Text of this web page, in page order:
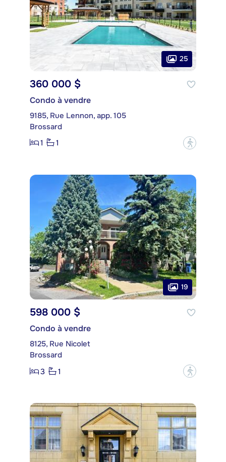
25
360 000 $
Condo à vendre
9185, Rue Lennon, app. 105
Brossard
1
1 ?
19
598 000 $
Condo à vendre
8125, Rue Nicolet
Brossard
3
1 ?